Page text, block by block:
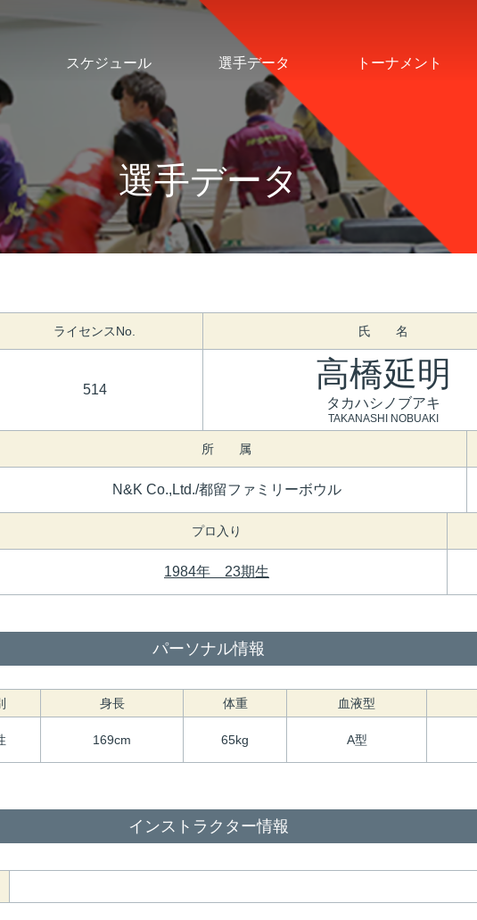
スケジュール 選手データ トーナメント
選手データ
ライセンスNo. 氏 名
514 高橋延明
タカハシノブアキ
TAKANASHI NOBUAKI
所 属
N&K Co.,Ltd./都留ファミリーボウル
プロ入り
1984年 23期生
パーソナル情報
身長 体重 血液型
169cm 65kg A型
インストラクター情報